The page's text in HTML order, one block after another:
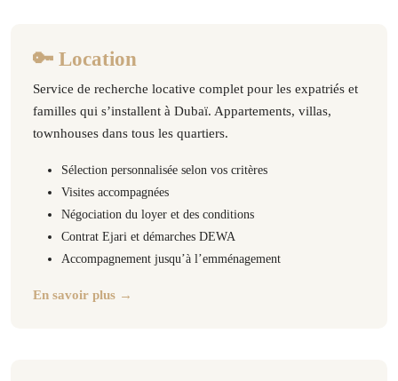
🔑 Location
Service de recherche locative complet pour les expatriés et
familles qui s’installent à Dubaï. Appartements, villas,
townhouses dans tous les quartiers.
Sélection personnalisée selon vos critères
Visites accompagnées
Négociation du loyer et des conditions
Contrat Ejari et démarches DEWA
Accompagnement jusqu’à l’emménagement
En savoir plus →